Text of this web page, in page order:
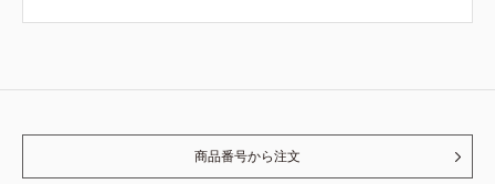
商品番号から注文